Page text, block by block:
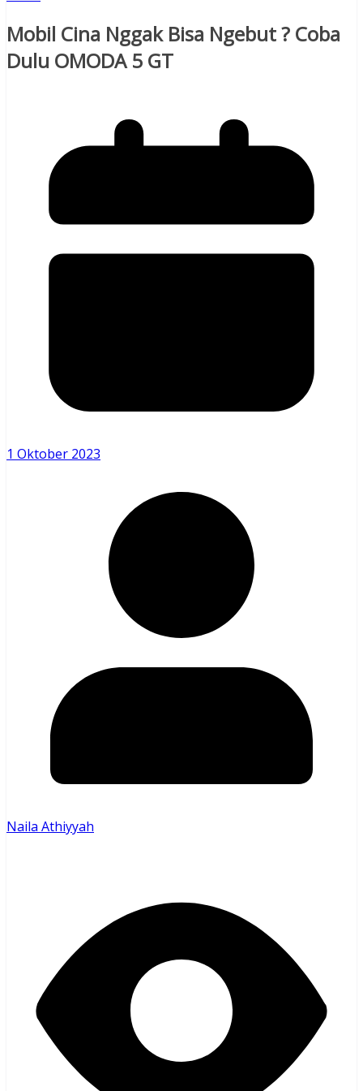
Mobil Cina Nggak Bisa Ngebut ? Coba
Dulu OMODA 5 GT
1 Oktober 2023
Naila Athiyyah